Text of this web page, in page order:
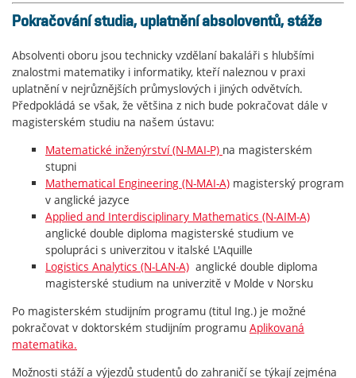
Pokračování studia, uplatnění absoloventů, stáže
Absolventi oboru jsou technicky vzdělaní bakaláři s hlubšími
znalostmi matematiky i informatiky, kteří naleznou v praxi
uplatnění v nejrůznějších průmyslových i jiných odvětvích.
Předpokládá se však, že většina z nich bude pokračovat dále v
magisterském studiu na našem ústavu:
Matematické inženýrství (N-MAI-P) na magisterském
stupni
Mathematical Engineering (N-MAI-A) magisterský program
v anglické jazyce
Applied and Interdisciplinary Mathematics (N-AIM-A)
anglické double diploma magisterské studium ve
spolupráci s univerzitou v italské L'Aquille
Logistics Analytics (N-LAN-A) anglické double diploma
magisterské studium na univerzitě v Molde v Norsku
Po magisterském studijním programu (titul Ing.) je možné
pokračovat v doktorském studijním programu Aplikovaná
matematika.
Možnosti stáží a výjezdů studentů do zahraničí se týkají zejména